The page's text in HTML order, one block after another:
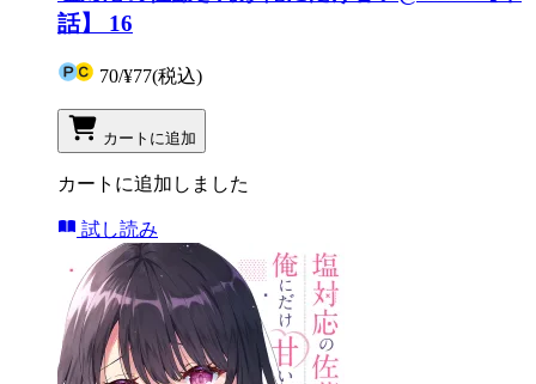
話】 16
70/¥77(税込)
カートに追加
カートに追加しました
試し読み